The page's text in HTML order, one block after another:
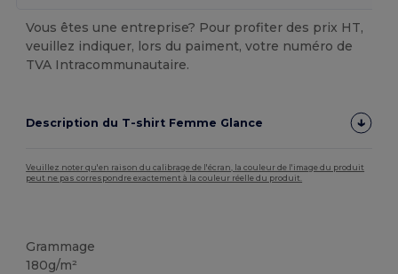
Vous êtes une entreprise? Pour profiter des prix HT,
veuillez indiquer, lors du paiment, votre numéro de
TVA Intracommunautaire.
Description du T-shirt Femme Glance
Veuillez noter qu'en raison du calibrage de l'écran, la couleur de l'image du produit
peut ne pas correspondre exactement à la couleur réelle du produit.
Grammage
180g/m²